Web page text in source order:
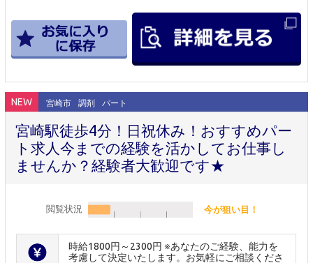
NEW 宮崎市 調剤 パート
宮崎駅徒歩4分！日祝休み！おすすめパー
ト求人今までの経験を活かしてお仕事し
ませんか？経験者大歓迎です★
閲覧状況 今が狙い目！
時給1800円～2300円 ※あなたのご経験、能力を
考慮して決定いたします。お気軽にご相談くださ